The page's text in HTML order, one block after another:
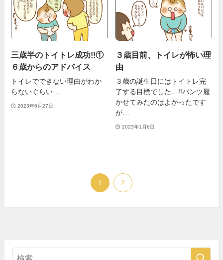
三歳半のトイトレ成功!!①
６歳からのアドバイス
トイレでできない理由がわか
らないぐらい…
2023年6月27日
３歳目前、トイレが怖い理
由
３歳の誕生日にはトイトレ完
了する目標でした…!!パンツ履
かせてみたのはよかったです
が…
2023年1月6日
1 2